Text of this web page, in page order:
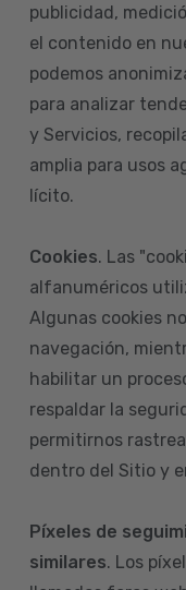
publicidad,
el contenido en
podemos
para analizar
y Servicios,
amplia para usos
lícito.
Cookies. Las
alfanuméricos
Algunas cookies
navegación,
habilitar un
respaldar la
permitirnos
dentro del Sitio y
Píxeles de
similares. Los